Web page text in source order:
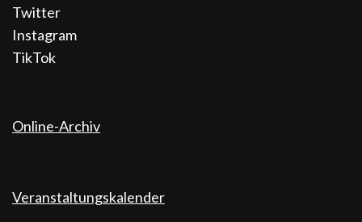
Twitter
Instagram
TikTok
Online-Archiv
Veranstaltungskalender